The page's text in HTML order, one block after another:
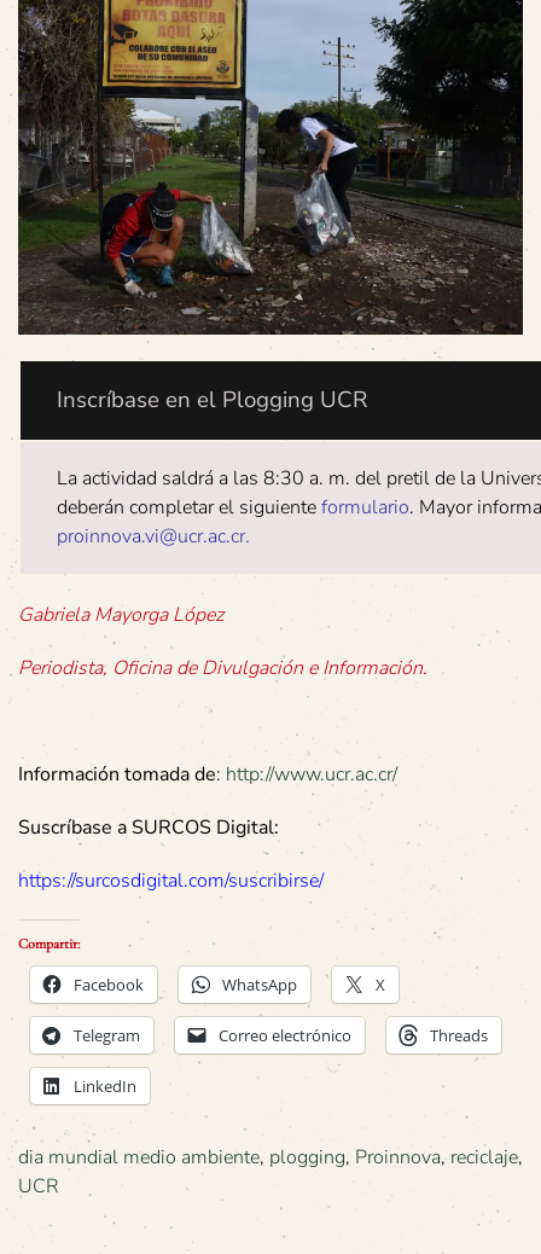
Inscríbase en el Plogging UCR
La actividad saldrá a las 8:30 a. m. del pretil de la
deberán completar el siguienteformulario. Mayor
proinnova.vi@ucr.ac.cr.
Gabriela Mayorga López
Periodista, Oficina de Divulgación e Información.
Información tomada de: http://www.ucr.ac.cr/
Suscríbase a SURCOS Digital:
https://surcosdigital.com/suscribirse/
Compartir:
Facebook WhatsApp X
Telegram Correo electrónico Threads
LinkedIn
dia mundial medio ambiente, plogging, Proinnova,reciclaje,
UCR